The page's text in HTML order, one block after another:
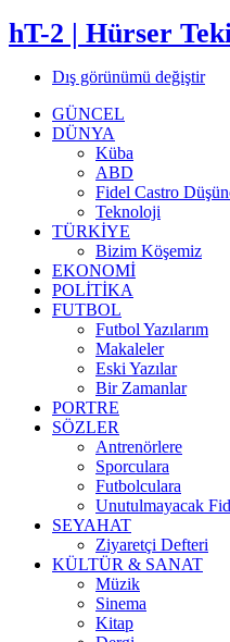
hT-2 | Hürser
Dış görünümü değiştir
GÜNCEL
DÜNYA
Küba
ABD
Fidel Castro
Teknoloji
TÜRKİYE
Bizim Köşemiz
EKONOMİ
POLİTİKA
FUTBOL
Futbol Yazılarım
Makaleler
Eski Yazılar
Bir Zamanlar
PORTRE
SÖZLER
Antrenörlere
Sporculara
Futbolculara
Unutulmayacak
SEYAHAT
Ziyaretçi Defteri
KÜLTÜR & SANAT
Müzik
Sinema
Kitap